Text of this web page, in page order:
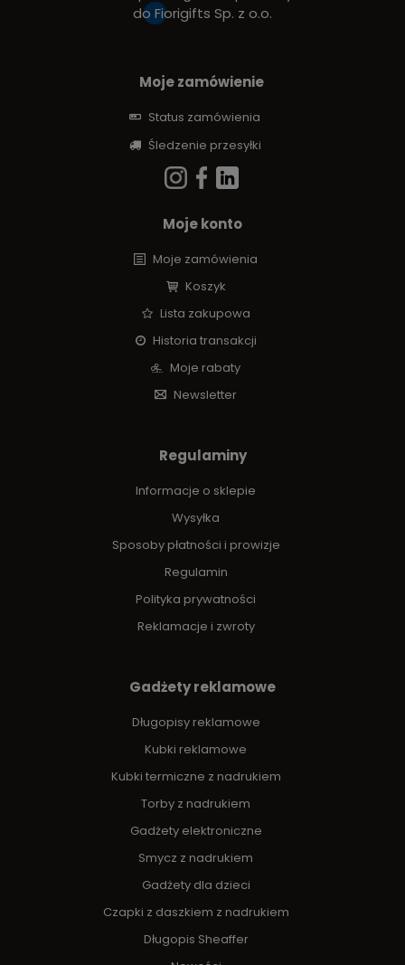
do Fiorigifts Sp. z o.o.
Moje zamówienie
Status zamówienia
Śledzenie przesyłki
Moje konto
Moje zamówienia
Koszyk
Lista zakupowa
Historia transakcji
Moje rabaty
Newsletter
Regulaminy
Informacje o sklepie
Wysyłka
Sposoby płatności i prowizje
Regulamin
Polityka prywatności
Reklamacje i zwroty
Gadżety reklamowe
Długopisy reklamowe
Kubki reklamowe
Kubki termiczne z nadrukiem
Torby z nadrukiem
Gadżety elektroniczne
Smycz z nadrukiem
Gadżety dla dzieci
Czapki z daszkiem z nadrukiem
Długopis Sheaffer